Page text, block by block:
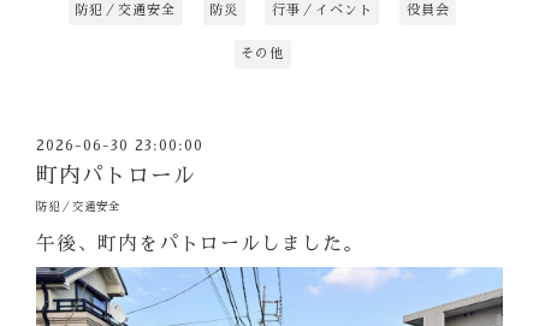
防犯／交通安全 防災 行事／イベント 役員会
その他
2026-06-30 23:00:00
町内パトロール
防犯／交通安全
午後、町内をパトロールしました。